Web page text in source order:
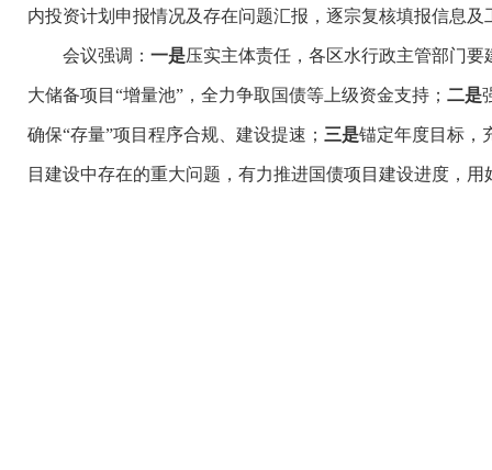
内投资计划申报情况及存在问题汇报，逐宗复核填报信息
会议强调： 一是压实主体责任，各区水行政主管部门
大储备项目“增量池”，全力争取国债等上级资金支持； 二是
确保“存量”项目程序合规、建设提速； 三是锚定年度目标，
目建设中存在的重大问题，有力推进国债项目建设进度，